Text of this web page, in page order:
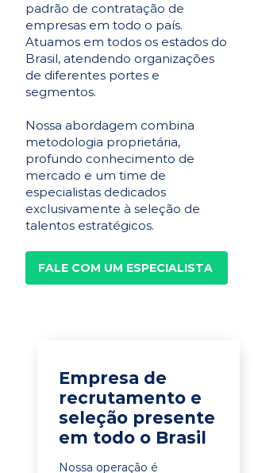
padrão de contratação de
empresas em todo o país.
Atuamos em todos os estados do
Brasil, atendendo organizações
de diferentes portes e
segmentos.
Nossa abordagem combina
metodologia proprietária,
profundo conhecimento de
mercado e um time de
especialistas dedicados
exclusivamente à seleção de
talentos estratégicos.
FALE COM UM ESPECIALISTA
Empresa de
recrutamento e
seleção presente
em todo o Brasil
Nossa operação é